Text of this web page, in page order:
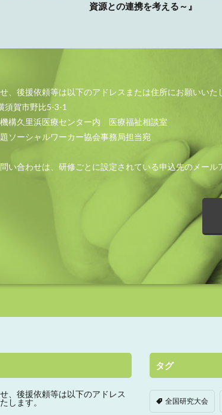
資源との連携を考える～』
、後援依頼等は以下のアドレスまたは住所にお願いいた
須賀市野比5-3-1
構久里浜医療センター内 医療福祉相談室
ソーシャルワーカー協会事務局担当宛
い合わせは、研修ごとに設定されている申込先のメール
、 後援依頼等は以下のアドレス
します。
タグ
全国研究大会